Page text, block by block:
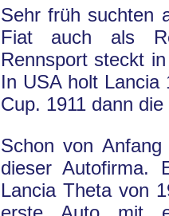
Sehr früh suchten
Fiat auch als
Rennsport steckt
In USA holt Lancia
Cup. 1911 dann
Schon von
dieser Autofirma.
Lancia Theta von